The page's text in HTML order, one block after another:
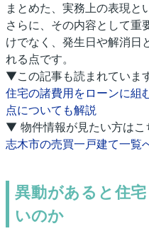
まとめた、実務上の表現と
さらに、その内容として重
けでなく、発生日や解消日
れる点です。
▼この記事も読まれていま
住宅の諸費用をローンに組
点についても解説
▼ 物件情報が見たい方は
志木市の売買一戸建て一覧
異動があると住
いのか